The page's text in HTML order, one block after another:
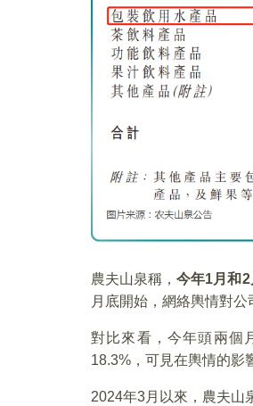
農夫山泉稱，今年1月和2
月底開始，網絡輿情對公
對比來看，今年頭兩個
18.3%，可見在輿情的影
2024年3月以來，農夫山